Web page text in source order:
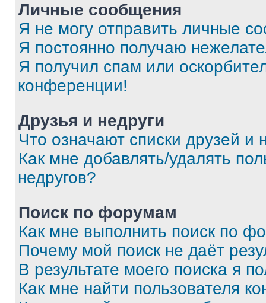
Личные сообщения
Я не могу отправить личные
Я постоянно получаю
Я получил спам или
конференции!
Друзья и недруги
Что означают списки друзей и
Как мне добавлять/удалять
недругов?
Поиск по форумам
Как мне выполнить поиск по
Почему мой поиск не даёт
В результате моего поиска я
Как мне найти пользователя